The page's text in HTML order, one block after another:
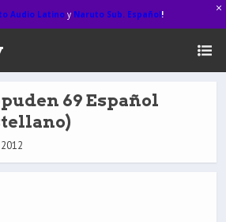
Audio Latinoy Naruto Sub. Español!
69 Español